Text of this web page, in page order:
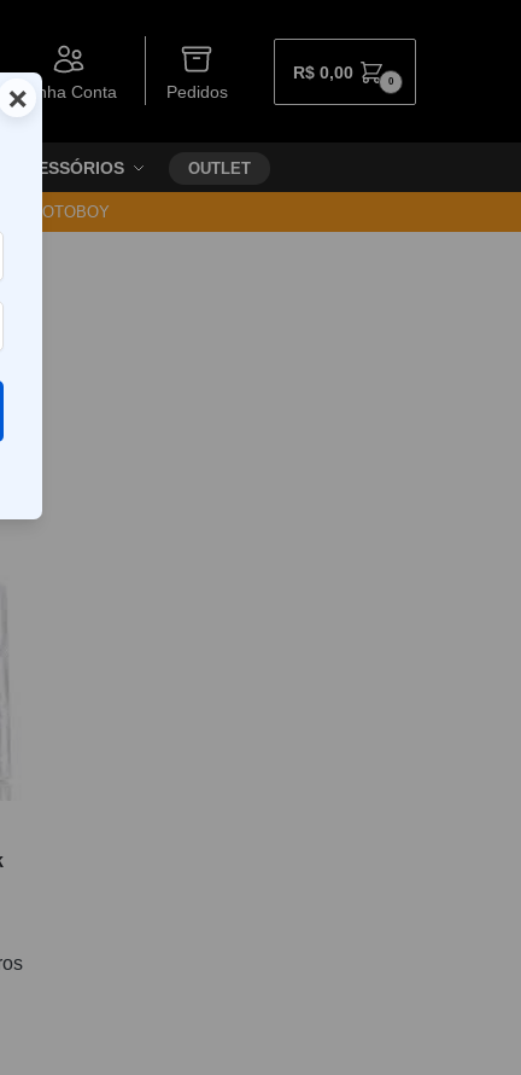
Minha Conta Pedidos
R$ 0,00 0
ACESSÓRIOS OUTLET
MOTOBOY
×